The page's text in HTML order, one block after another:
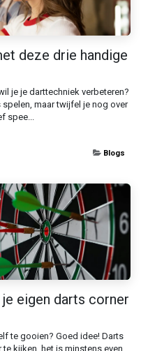
deze drie handige
je je darttechniek verbeteren?
maar twijfel je nog over
spee...
Blogs
eigen darts corner
te gooien? Goed idee! Darts
kijken, het is minstens even